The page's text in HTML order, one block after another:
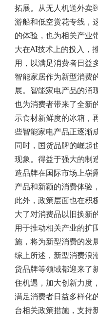
拓展。从无人机送外卖
游船和低空赏花专线，
的体验，也为相关产业
大在AI技术上的投入，
用，以满足消费者日益
智能家居作为新型消费
展。智能家电产品的涌
也为消费者带来了全新
示食材新鲜度的冰箱，
些智能家电产品正逐渐
同时，国货品牌的崛起
现象。得益于强大的制
造品牌在国际市场上崭
产品和新颖的消费体验
此外，政策层面也在积
大了对消费品以旧换新
用于推动相关产业的扩
施，将为新型消费的发
综上所述，新型消费浪
货品牌等领域都迎来了
住机遇，加大创新力度
满足消费者日益多样化
台相关政策措施，支持